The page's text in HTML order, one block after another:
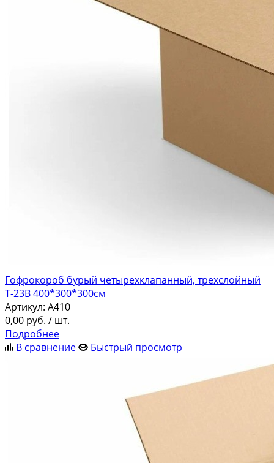
Гофрокороб бурый четырехклапанный, трехслойный
Т-23В 400*300*300см
Артикул: A410
0,00 руб. / шт.
Подробнее
В сравнение
Быстрый просмотр